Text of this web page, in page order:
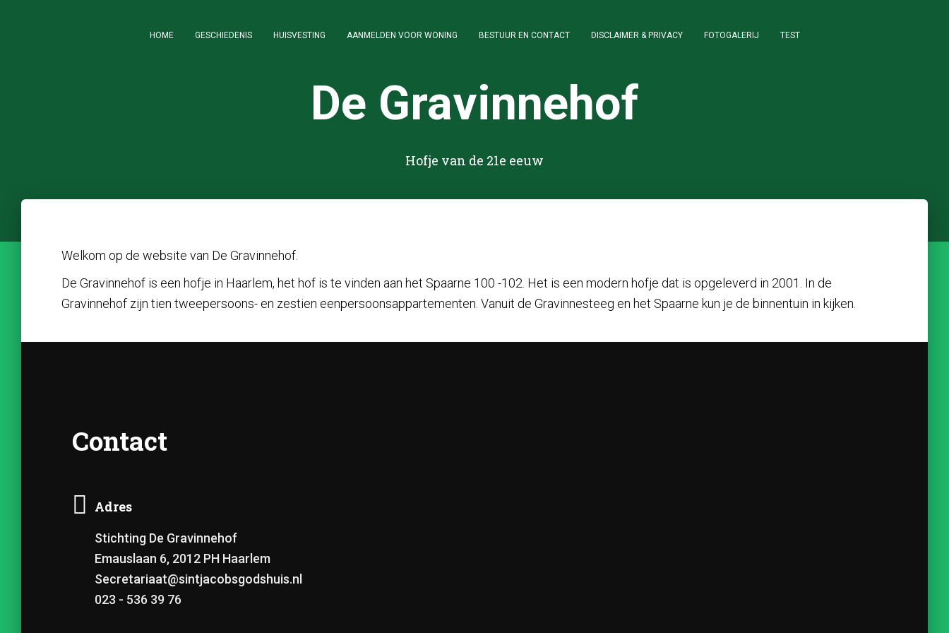
HOME GESCHIEDENIS HUISVESTING AANMELDEN VOOR WONING BESTUUR EN CONTACT DISCLAIMER & PRIVACY FOTOGALERIJ TEST
De Gravinnehof
Hofje van de 21e eeuw
Welkom op de website van De Gravinnehof.
De Gravinnehof is een hofje in Haarlem, het hof is te vinden aan het Spaarne 100 -102. Het is een modern hofje dat is opgeleverd in 2001. In de
Gravinnehof zijn tien tweepersoons- en zestien eenpersoonsappartementen. Vanuit de Gravinnesteeg en het Spaarne kun je de binnentuin in kijken.
Contact
Adres
Stichting De Gravinnehof
Emauslaan 6, 2012 PH Haarlem
Secretariaat@sintjacobsgodshuis.nl
023 - 536 39 76